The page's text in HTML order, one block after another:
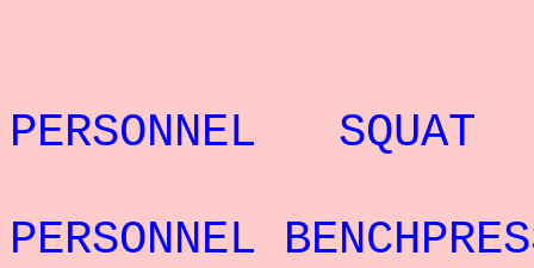
PERSONNEL
PERSONNEL